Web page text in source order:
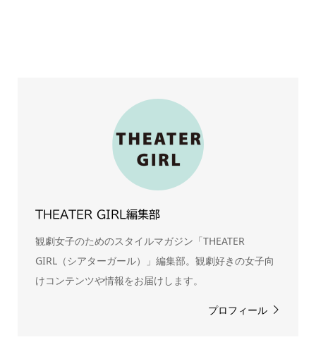
THEATER GIRL編集部
観劇女子のためのスタイルマガジン「THEATER
GIRL（シアターガール）」編集部。観劇好きの女子向
けコンテンツや情報をお届けします。
プロフィール